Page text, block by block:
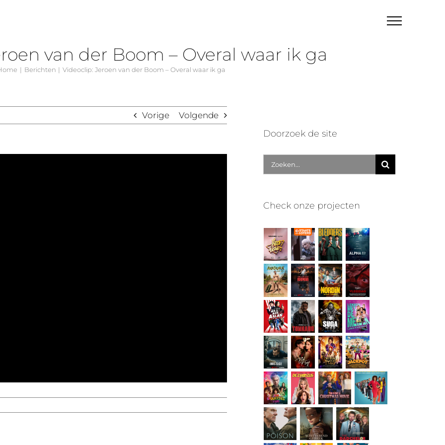
van der Boom – Overal waar ik ga
Berichten Videoclip: Jeroen van der Boom – Overal waar ik ga
Vorige Volgende
Doorzoek de site
Zoek
naar:
Check onze projecten